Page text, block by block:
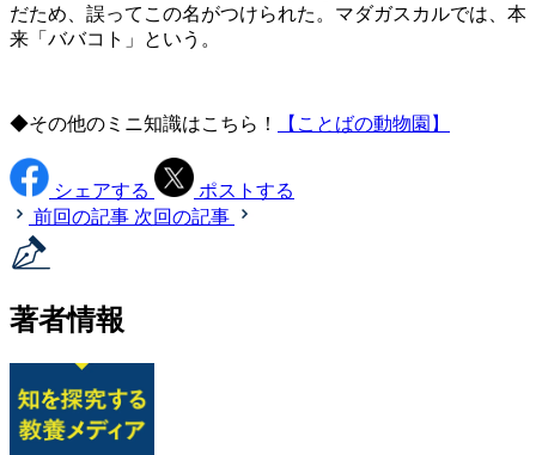
だため、誤ってこの名がつけられた。マダガスカルでは、本
来「ババコト」という。
◆その他のミニ知識はこちら！ 【ことばの動物園】
シェアする
ポストする
前回の記事 次回の記事
著者情報